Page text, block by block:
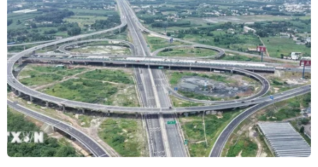
TIN CÙNG CHUYÊN MỤC
Khởi tố đối tượng giả danh Công an,
lừa đảo "chạy án" tại Đắk Lắk
06/08/2026 15:07
Cảnh sát khám xét nơi ở của Huấn